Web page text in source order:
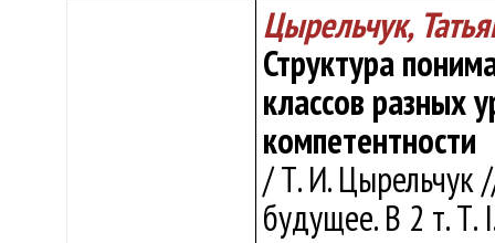
Цырельчук,
Структура
классов разных
компетентности
/ Т. И. Цырельчук
будущее. В 2 т. Т.